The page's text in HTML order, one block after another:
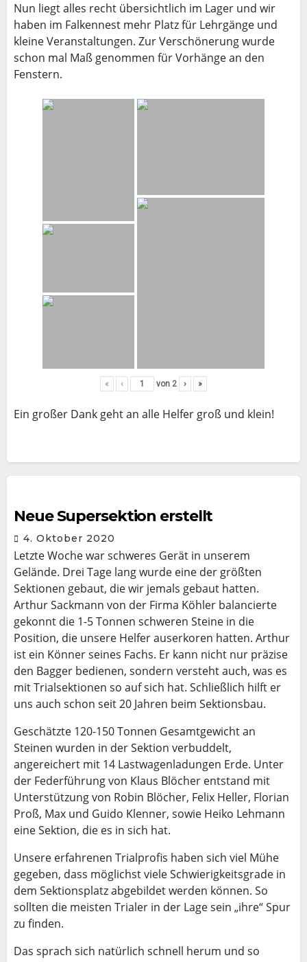
Nun liegt alles recht übersichtlich im Lager und wir
haben im Falkennest mehr Platz für Lehrgänge und
kleine Veranstaltungen. Zur Verschönerung wurde
schon mal Maß genommen für Vorhänge an den
Fenstern.
« ‹ von 2 › »
Ein großer Dank geht an alle Helfer groß und klein!
Neue Supersektion erstellt
4. Oktober 2020
Letzte Woche war schweres Gerät in unserem
Gelände. Drei Tage lang wurde eine der größten
Sektionen gebaut, die wir jemals gebaut hatten.
Arthur Sackmann von der Firma Köhler balancierte
gekonnt die 1-5 Tonnen schweren Steine in die
Position, die unsere Helfer auserkoren hatten. Arthur
ist ein Könner seines Fachs. Er kann nicht nur präzise
den Bagger bedienen, sondern versteht auch, was es
mit Trialsektionen so auf sich hat. Schließlich hilft er
uns auch schon seit 20 Jahren beim Sektionsbau.
Geschätzte 120-150 Tonnen Gesamtgewicht an
Steinen wurden in der Sektion verbuddelt,
angereichert mit 14 Lastwagenladungen Erde. Unter
der Federführung von Klaus Blöcher entstand mit
Unterstützung von Robin Blöcher, Felix Heller, Florian
Proß, Max und Guido Klenner, sowie Heiko Lehmann
eine Sektion, die es in sich hat.
Unsere erfahrenen Trialprofis haben sich viel Mühe
gegeben, dass möglichst viele Schwierigkeitsgrade in
dem Sektionsplatz abgebildet werden können. So
sollten die meisten Trialer in der Lage sein „ihre“ Spur
zu finden.
Das sprach sich natürlich schnell herum und so